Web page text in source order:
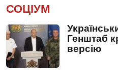
СОЦІУМ
Генштаб
версію